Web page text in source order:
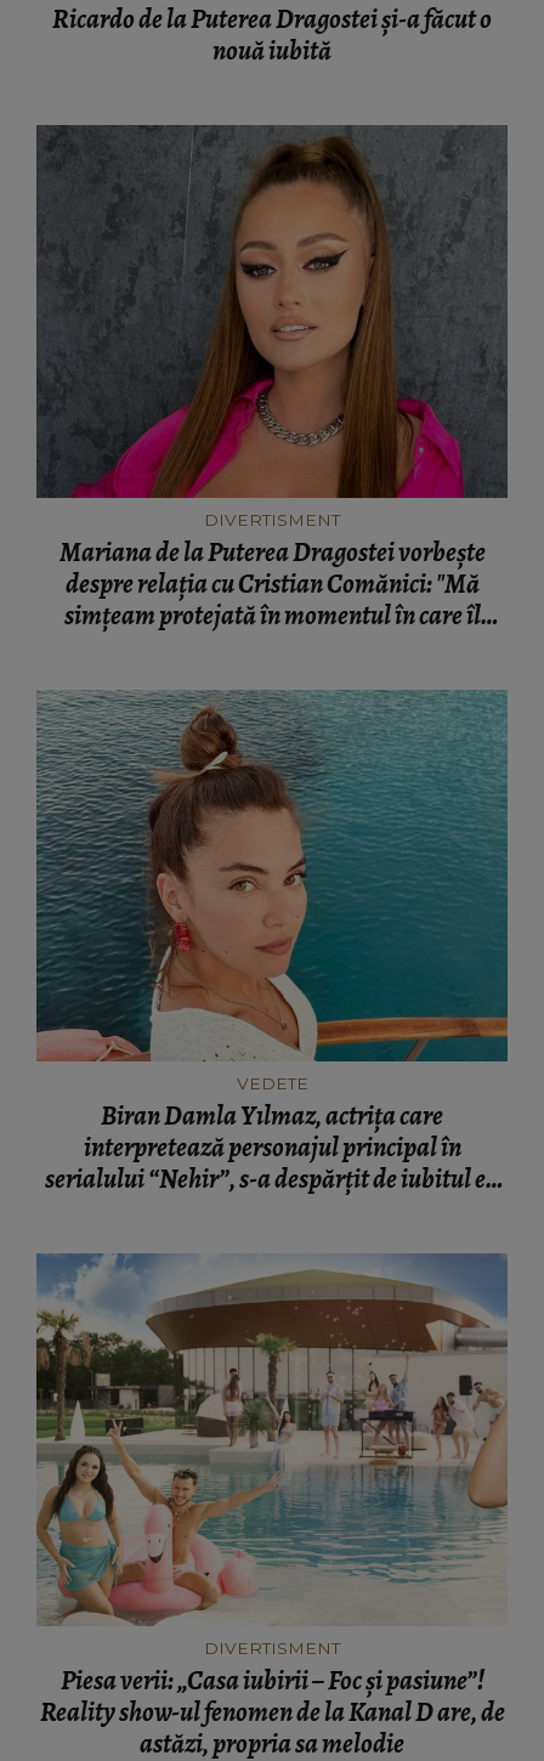
Ricardo de la Puterea Dragostei și-a făcut o
nouă iubită
DIVERTISMENT
Mariana de la Puterea Dragostei vorbește
despre relația cu Cristian Comănici: "Mă
simțeam protejată în momentul în care îl
VEDETE
Biran Damla Yılmaz, actrița care
interpretează personajul principal în
serialului “Nehir”, s-a despărțit de iubitul ei,
DIVERTISMENT
Piesa verii: „Casa iubirii – Foc și pasiune”!
Reality show-ul fenomen de la Kanal D are, de
astăzi, propria sa melodie